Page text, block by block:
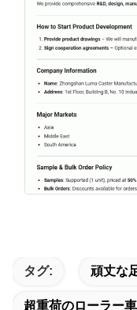
タグ: 頑丈な
超重荷のローラー